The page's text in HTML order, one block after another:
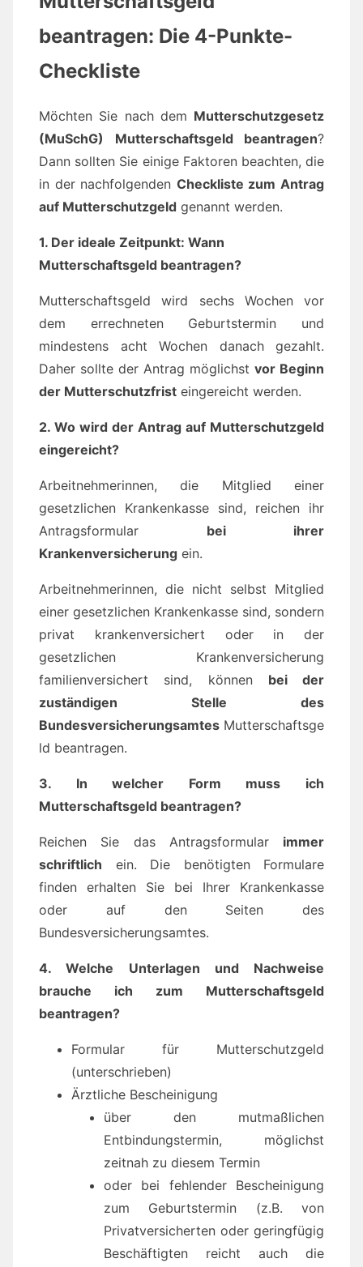
beantragen: Die 4-Punkte-
Checkliste
Möchten Sie nach dem Mutterschutzgesetz
(MuSchG)
Mutterschaftsgeld beantragen?
Dann sollten Sie einige Faktoren beachten, die
in der nachfolgenden Checkliste zum Antrag
auf Mutterschutzgeld genannt werden.
1. Der ideale Zeitpunkt: Wann
Mutterschaftsgeld beantragen?
Mutterschaftsgeld wird sechs Wochen vor
dem errechneten Geburtstermin und
mindestens acht Wochen danach gezahlt.
Daher sollte der Antrag möglichst vor Beginn
der Mutterschutzfrist eingereicht werden.
2. Wo wird der Antrag auf Mutterschutzgeld
eingereicht?
Arbeitnehmerinnen, die Mitglied einer
gesetzlichen Krankenkasse sind, reichen ihr
Antragsformular bei ihrer
Krankenversicherung ein.
Arbeitnehmerinnen, die nicht selbst Mitglied
einer gesetzlichen Krankenkasse sind, sondern
privat krankenversichert oder in der
gesetzlichen Krankenversicherung
familienversichert sind, können bei der
zuständigen Stelle des
Bundesversicherungsamtes Mutterschaftsge
ld beantragen.
3. In welcher Form muss ich
Mutterschaftsgeld beantragen?
Reichen Sie das Antragsformular immer
schriftlich ein. Die benötigten Formulare
finden erhalten Sie bei Ihrer Krankenkasse
oder auf den Seiten des
Bundesversicherungsamtes.
4. Welche Unterlagen und Nachweise
brauche ich zum Mutterschaftsgeld
beantragen?
Formular für Mutterschutzgeld
(unterschrieben)
Ärztliche Bescheinigung
über den mutmaßlichen
Entbindungstermin, möglichst
zeitnah zu diesem Termin
oder bei fehlender Bescheinigung
zum Geburtstermin (z.B. von
Privatversicherten oder geringfügig
Beschäftigten reicht auch die